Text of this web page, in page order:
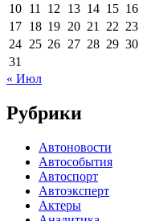
10 11 12 13 14 15 16
17 18 19 20 21 22 23
24 25 26 27 28 29 30
31
« Июл
Рубрики
Автоновости
Автособытия
Автоспорт
Автоэксперт
Актеры